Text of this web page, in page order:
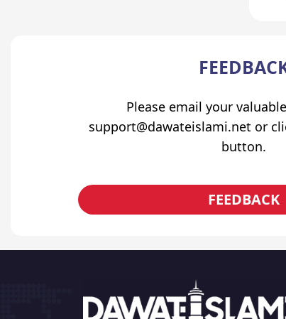
Please email your
support@dawateislami.net or
button.
FEEDBACK